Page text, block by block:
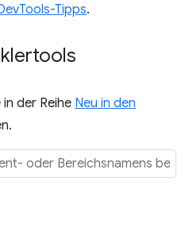
Tipps.
in der Reihe Neu in den